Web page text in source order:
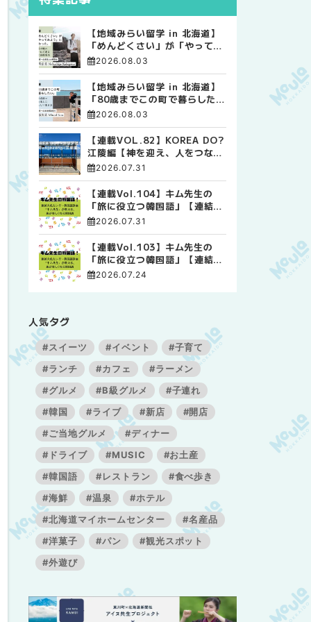
【地域みらい留学 in 北海道】
「めんどくさい」が「やってみ
よう」に変わった。 十勝の風
自由な高校生活
2026.08.03
【地域みらい留学 in 北海道】
「80歳までこの町で暮らした
い」 標津高校で踏み出した、
2026.08.03
【連載VOL.82】KOREA DO?
江陵編【神を迎え、人をつなぐ
時間 ― 江陵端午祭 】
2026.07.31
【連載Vol.104】キム先生の
「旅に役立つ韓国語」【連結語
尾について その4】
2026.07.31
【連載Vol.103】キム先生の
「旅に役立つ韓国語」【連結語
尾について その3】
2026.07.24
人気タグ
#スイーツ #イベント
#子育て
#ランチ
#カフェ
#ラーメン
#グルメ
#B級グルメ
#子連れ
#韓国
#ライブ #新店
#開店
#ご当地グルメ
#ディナー
#ドライブ
#MUSIC
#お土産
#韓国語
#レストラン
#食べ歩き
#海鮮
#温泉
#ホテル
#北海道マイホームセンター
#名産品
#洋菓子
#パン
#観光スポット
#外遊び